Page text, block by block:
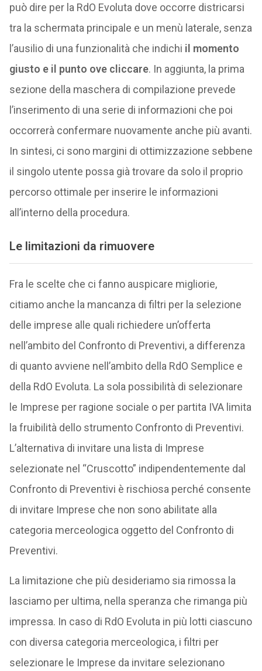
può dire per la RdO Evoluta dove occorre districarsi
tra la schermata principale e un menù laterale, senza
l’ausilio di una funzionalità che indichi il momento
giusto e il punto ove cliccare. In aggiunta, la prima
sezione della maschera di compilazione prevede
l’inserimento di una serie di informazioni che poi
occorrerà confermare nuovamente anche più avanti.
In sintesi, ci sono margini di ottimizzazione sebbene
il singolo utente possa già trovare da solo il proprio
percorso ottimale per inserire le informazioni
all’interno della procedura.
Le limitazioni da rimuovere
Fra le scelte che ci fanno auspicare migliorie,
citiamo anche la mancanza di filtri per la selezione
delle imprese alle quali richiedere un’offerta
nell’ambito del Confronto di Preventivi, a differenza
di quanto avviene nell’ambito della RdO Semplice e
della RdO Evoluta. La sola possibilità di selezionare
le Imprese per ragione sociale o per partita IVA limita
la fruibilità dello strumento Confronto di Preventivi.
L’alternativa di invitare una lista di Imprese
selezionate nel “Cruscotto” indipendentemente dal
Confronto di Preventivi è rischiosa perché consente
di invitare Imprese che non sono abilitate alla
categoria merceologica oggetto del Confronto di
Preventivi.
La limitazione che più desideriamo sia rimossa la
lasciamo per ultima, nella speranza che rimanga più
impressa. In caso di RdO Evoluta in più lotti ciascuno
con diversa categoria merceologica, i filtri per
selezionare le Imprese da invitare selezionano